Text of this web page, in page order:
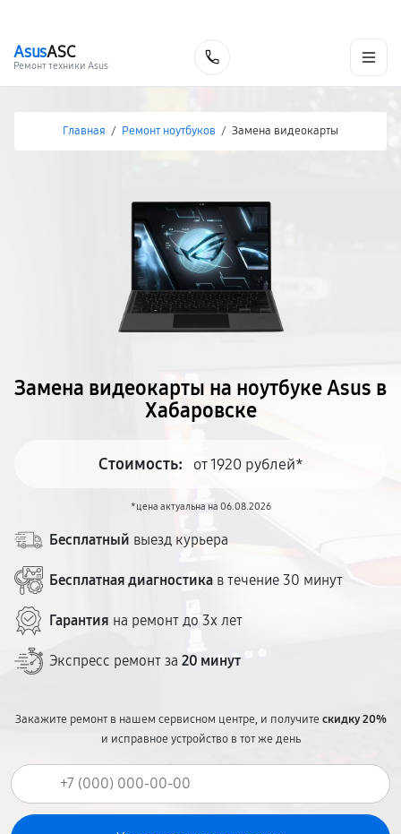
AsusASC
Ремонт техники Asus
Главная / Ремонт ноутбуков / Замена видеокарты
Замена видеокарты на ноутбуке Asus в
Хабаровске
Стоимость: от 1920 рублей*
*цена актуальна на 06.08.2026
Бесплатный выезд курьера
Бесплатная диагностика в течение 30 минут
Гарантия на ремонт до 3х лет
Экспресс ремонт за 20 минут
Закажите ремонт в нашем сервисном центре, и получитескидку 20%
и исправное устройство в тот же день